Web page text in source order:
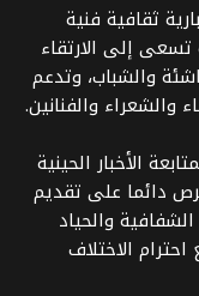
ثقافية فنية
تسعى إلى الارتقاء
والشباب، وتدعم
والشعراء والفنانين.
الأخبار الحينية
دائما على تقديم
والحياد
الاختلاف